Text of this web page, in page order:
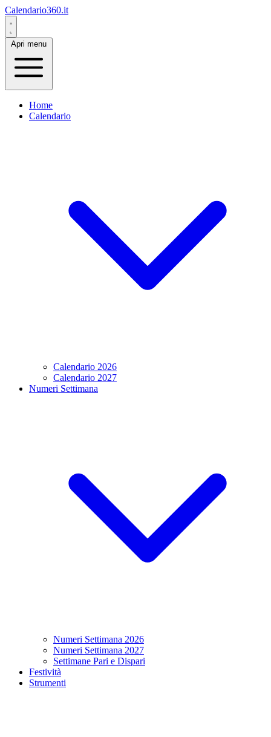
Calendario360.it
Apri menu
Home
Calendario
Calendario 2026
Calendario 2027
Numeri Settimana
Numeri Settimana 2026
Numeri Settimana 2027
Settimane Pari e Dispari
Festività
Strumenti